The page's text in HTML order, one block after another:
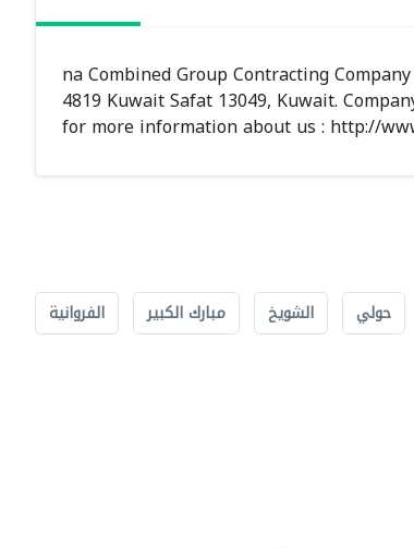
na Combined Group Contracting
4819 Kuwait Safat 13049, Kuwait.
for more information about us : http://
حولي الشويخ مبارك الكبير الفروانية